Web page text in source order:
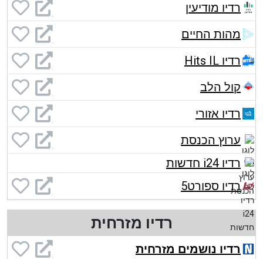
רדיו מודיעין
מהות החיים
רדיו Hits IL
קול הלב
רדיו אזורי
ערוץ הכנסת
רדיו i24 חדשות
רדיו ספורט5
רדיו מזרחית
רדיו נושמים מזרחית